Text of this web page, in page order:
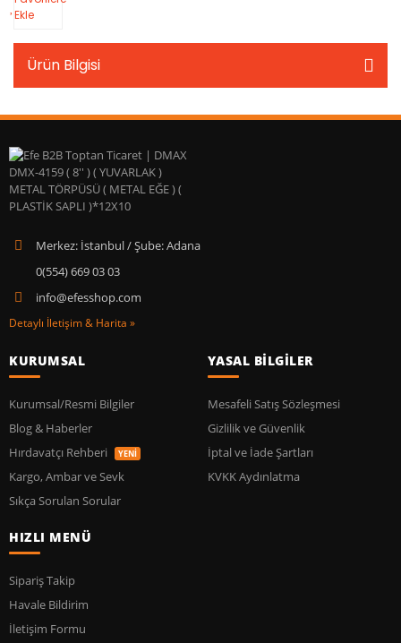
Ekle
Ürün Bilgisi
Merkez: İstanbul / Şube: Adana
0(554) 669 03 03
info@efesshop.com
Detaylı İletişim & Harita »
KURUMSAL
Kurumsal/Resmi Bilgiler
Blog & Haberler
Hırdavatçı Rehberi
YENİ
Kargo, Ambar ve Sevk
Sıkça Sorulan Sorular
YASAL BİLGİLER
Mesafeli Satış Sözleşmesi
Gizlilik ve Güvenlik
İptal ve İade Şartları
KVKK Aydınlatma
HIZLI MENÜ
Sipariş Takip
Havale Bildirim
İletişim Formu